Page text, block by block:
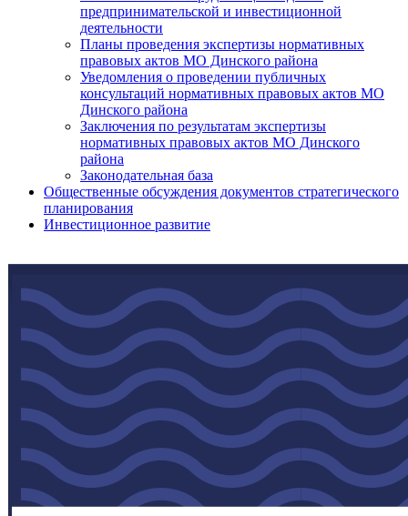
предпринимательской и инвестиционной
деятельности
Планы проведения экспертизы нормативных
правовых актов МО Динского района
Уведомления о проведении публичных
консультаций нормативных правовых актов МО
Динского района
Заключения по результатам экспертизы
нормативных правовых актов МО Динского
района
Законодательная база
Общественные обсуждения документов стратегического
планирования
Инвестиционное развитие